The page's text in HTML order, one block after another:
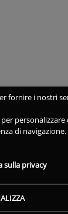
fornire i nostri
di navigazione.
sulla privacy